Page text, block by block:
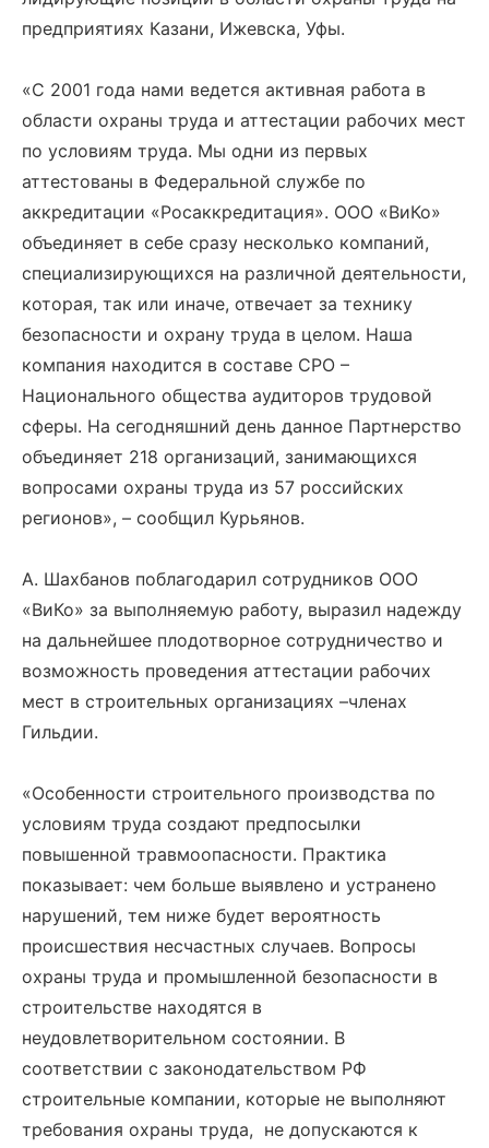
предприятиях Казани, Ижевска, Уфы.
«С 2001 года нами ведется активная работа в
области охраны труда и аттестации рабочих мест
по условиям труда. Мы одни из первых
аттестованы в Федеральной службе по
аккредитации «Росаккредитация». ООО «ВиКо»
объединяет в себе сразу несколько компаний,
специализирующихся на различной деятельности,
которая, так или иначе, отвечает за технику
безопасности и охрану труда в целом. Наша
компания находится в составе СРО –
Национального общества аудиторов трудовой
сферы. На сегодняшний день данное Партнерство
объединяет 218 организаций, занимающихся
вопросами охраны труда из 57 российских
регионов», – сообщил Курьянов.
А. Шахбанов поблагодарил сотрудников ООО
«ВиКо» за выполняемую работу, выразил надежду
на дальнейшее плодотворное сотрудничество и
возможность проведения аттестации рабочих
мест в строительных организациях –членах
Гильдии.
«Особенности строительного производства по
условиям труда создают предпосылки
повышенной травмоопасности. Практика
показывает: чем больше выявлено и устранено
нарушений, тем ниже будет вероятность
происшествия несчастных случаев. Вопросы
охраны труда и промышленной безопасности в
строительстве находятся в
неудовлетворительном состоянии. В
соответствии с законодательством РФ
строительные компании, которые не выполняют
требования охраны труда, не допускаются к